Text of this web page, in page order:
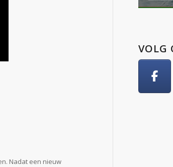
Nadat een nieuw
VOLG